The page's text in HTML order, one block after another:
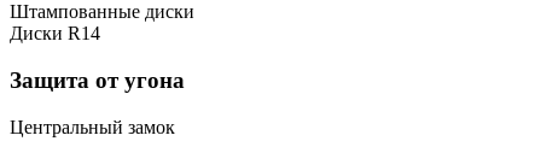
Штампованные диски
Диски R14
Защита от угона
Центральный замок